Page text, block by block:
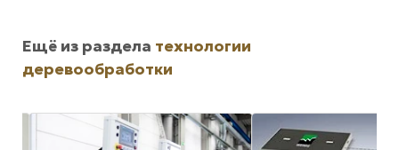
Ещё из раздела технологии
деревообработки